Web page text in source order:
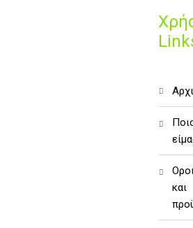
ποιοι
όροι
και